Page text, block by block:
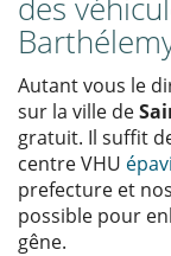
des
Autant vous le
sur la ville de
gratuit. Il suffit
centre VHU
prefecture et
possible pour
gêne.